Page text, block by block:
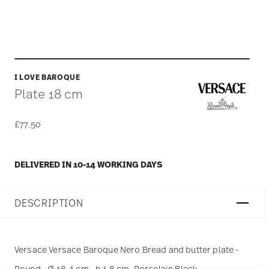
I LOVE BAROQUE
Plate 18 cm
£77.50
DELIVERED IN 10-14 WORKING DAYS
DESCRIPTION
Versace Versace Baroque Nero Bread and butter plate -